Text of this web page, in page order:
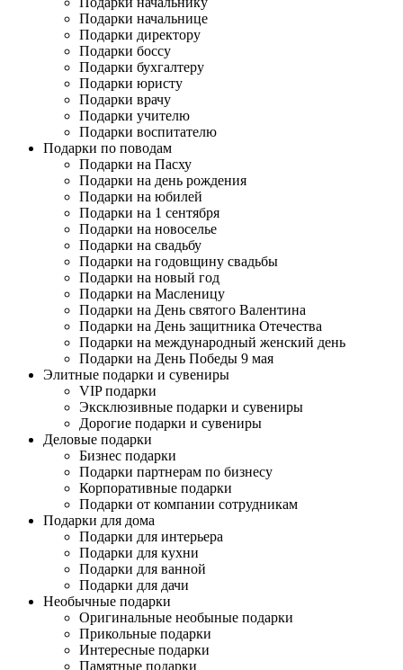
Подарки начальнице
Подарки директору
Подарки боссу
Подарки бухгалтеру
Подарки юристу
Подарки врачу
Подарки учителю
Подарки воспитателю
Подарки по поводам
Подарки на Пасху
Подарки на день рождения
Подарки на юбилей
Подарки на 1 сентября
Подарки на новоселье
Подарки на свадьбу
Подарки на годовщину свадьбы
Подарки на новый год
Подарки на Масленицу
Подарки на День святого Валентина
Подарки на День защитника Отечества
Подарки на международный женский день
Подарки на День Победы 9 мая
Элитные подарки и сувениры
VIP подарки
Эксклюзивные подарки и сувениры
Дорогие подарки и сувениры
Деловые подарки
Бизнес подарки
Подарки партнерам по бизнесу
Корпоративные подарки
Подарки от компании сотрудникам
Подарки для дома
Подарки для интерьера
Подарки для кухни
Подарки для ванной
Подарки для дачи
Необычные подарки
Оригинальные необыные подарки
Прикольные подарки
Интересные подарки
Памятные подарки